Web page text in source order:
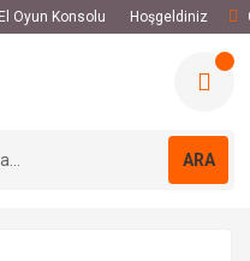
Oyun Konsolu Hoşgeldiniz
ARA